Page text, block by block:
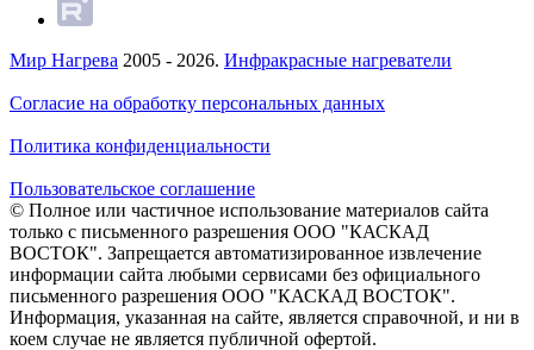
Мир Нагрева 2005 - 2026. Инфракрасные нагреватели
Согласие на обработку персональных данных
Политика конфиденциальности
Пользовательское соглашение
© Полное или частичное использование материалов сайта
только с письменного разрешения ООО "КАСКАД
ВОСТОК". Запрещается автоматизированное извлечение
информации сайта любыми сервисами без официального
письменного разрешения ООО "КАСКАД ВОСТОК".
Информация, указанная на сайте, является справочной, и ни в
коем случае не является публичной офертой.